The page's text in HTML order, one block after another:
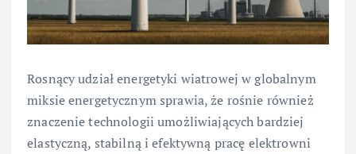
Rosnący udział energetyki wiatrowej w globalnym
miksie energetycznym sprawia, że rośnie również
znaczenie technologii umożliwiających bardziej
elastyczną, stabilną i efektywną pracę elektrowni